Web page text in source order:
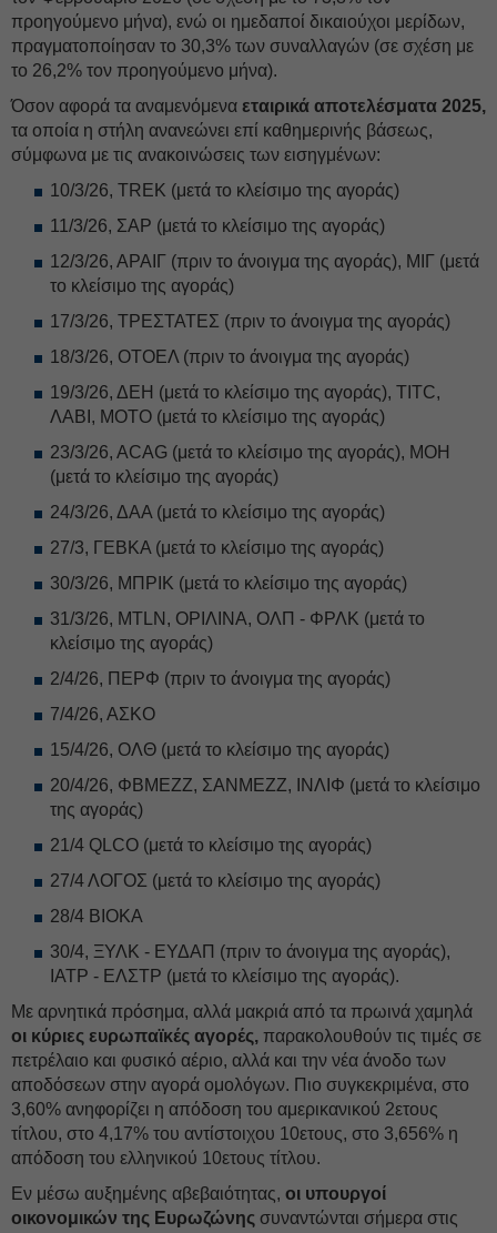
προηγούμενο μήνα), ενώ οι ημεδαποί δικαιούχοι μερίδων,
πραγματοποίησαν το 30,3% των συναλλαγών (σε σχέση με
το 26,2% τον προηγούμενο μήνα).
Όσον αφορά τα αναμενόμενα εταιρικά αποτελέσματα 2025,
τα οποία η στήλη ανανεώνει επί καθημερινής βάσεως,
σύμφωνα με τις ανακοινώσεις των εισηγμένων:
10/3/26, TREK (μετά το κλείσιμο της αγοράς)
11/3/26, ΣΑΡ (μετά το κλείσιμο της αγοράς)
12/3/26, ΑΡΑΙΓ (πριν το άνοιγμα της αγοράς), ΜΙΓ (μετά
το κλείσιμο της αγοράς)
17/3/26, ΤΡΕΣΤΑΤΕΣ (πριν το άνοιγμα της αγοράς)
18/3/26, ΟΤΟΕΛ (πριν το άνοιγμα της αγοράς)
19/3/26, ΔΕΗ (μετά το κλείσιμο της αγοράς), TITC,
ΛΑΒΙ, ΜΟΤΟ (μετά το κλείσιμο της αγοράς)
23/3/26, ACAG (μετά το κλείσιμο της αγοράς), ΜΟΗ
(μετά το κλείσιμο της αγοράς)
24/3/26, ΔΑΑ (μετά το κλείσιμο της αγοράς)
27/3, ΓΕΒΚΑ (μετά το κλείσιμο της αγοράς)
30/3/26, ΜΠΡΙΚ (μετά το κλείσιμο της αγοράς)
31/3/26, MTLN, ΟΡΙΛΙΝΑ, ΟΛΠ - ΦΡΛΚ (μετά το
κλείσιμο της αγοράς)
2/4/26, ΠΕΡΦ (πριν το άνοιγμα της αγοράς)
7/4/26, ΑΣΚΟ
15/4/26, ΟΛΘ (μετά το κλείσιμο της αγοράς)
20/4/26, ΦΒΜΕΖΖ, ΣΑΝΜΕΖΖ, ΙΝΛΙΦ (μετά το κλείσιμο
της αγοράς)
21/4 QLCO (μετά το κλείσιμο της αγοράς)
27/4 ΛΟΓΟΣ (μετά το κλείσιμο της αγοράς)
28/4 ΒΙΟΚΑ
30/4, ΞΥΛΚ - ΕΥΔΑΠ (πριν το άνοιγμα της αγοράς),
ΙΑΤΡ - ΕΛΣΤΡ (μετά το κλείσιμο της αγοράς).
Με αρνητικά πρόσημα, αλλά μακριά από τα πρωινά χαμηλά
οι κύριες ευρωπαϊκές αγορές, παρακολουθούν τις τιμές σε
πετρέλαιο και φυσικό αέριο, αλλά και την νέα άνοδο των
αποδόσεων στην αγορά ομολόγων. Πιο συγκεκριμένα, στο
3,60% ανηφορίζει η απόδοση του αμερικανικού 2ετους
τίτλου, στο 4,17% του αντίστοιχου 10ετους, στο 3,656% η
απόδοση του ελληνικού 10ετους τίτλου.
Εν μέσω αυξημένης αβεβαιότητας, οι υπουργοί
οικονομικών της Ευρωζώνης συναντώνται σήμερα στις